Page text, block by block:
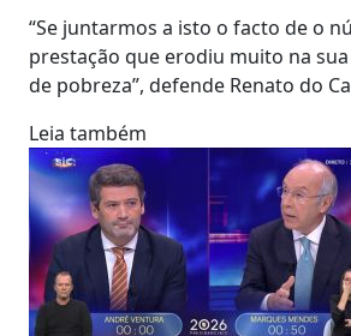
“Se juntarmos a isto o facto de o
prestação que erodiu muito na
de pobreza”, defende Renato do
Leia também